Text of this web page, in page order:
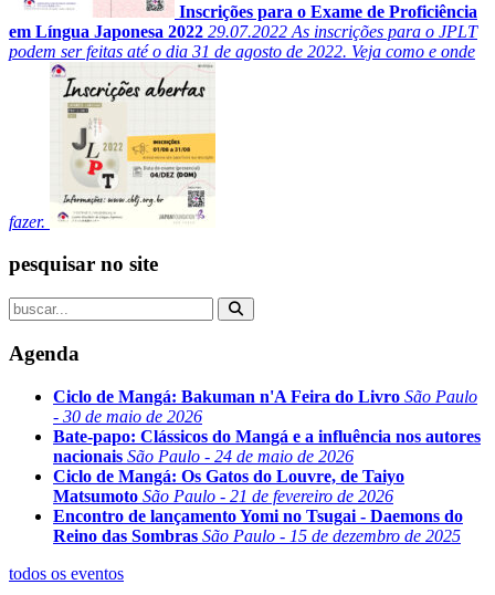
Inscrições para o Exame de Proficiência
em Língua Japonesa 2022 29.07.2022 As inscrições para o JPLT
podem ser feitas até o dia 31 de agosto de 2022. Veja como e onde
fazer.
pesquisar no site
Agenda
Ciclo de Mangá: Bakuman n'A Feira do Livro São Paulo
- 30 de maio de 2026
Bate-papo: Clássicos do Mangá e a influência nos autores
nacionais São Paulo - 24 de maio de 2026
Ciclo de Mangá: Os Gatos do Louvre, de Taiyo
Matsumoto São Paulo - 21 de fevereiro de 2026
Encontro de lançamento Yomi no Tsugai - Daemons do
Reino das Sombras São Paulo - 15 de dezembro de 2025
todos os eventos